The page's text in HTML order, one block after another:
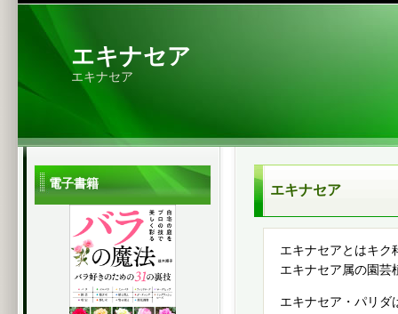
エキナセア
エキナセア
エキナセア
エキナセアとはキク
エキナセア属の園芸
エキナセア・パリダ
電子書籍